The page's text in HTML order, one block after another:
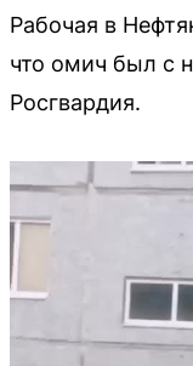
Рабочая в
что омич был с
Росгвардия.